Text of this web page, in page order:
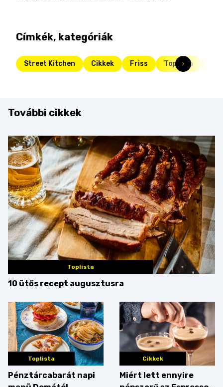
Címkék, kategóriák
Street Kitchen Cikkek Friss Toplista
További cikkek
Toplista
10 ütős recept augusztusra
Toplista
Pénztárcabarát napi
Cikkek
Miért lett ennyire